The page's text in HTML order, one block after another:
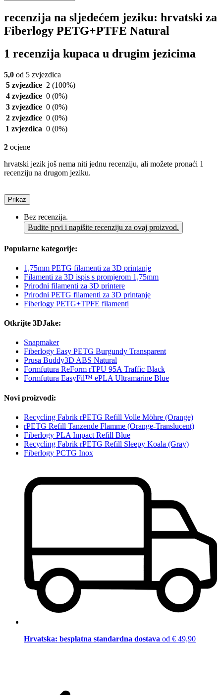
recenzija na sljedećem jeziku: hrvatski za
Fiberlogy PETG+PTFE Natural
1 recenzija kupaca u drugim jezicima
5,0 od 5 zvjezdica
5 zvjezdice 2 (100%)
4 zvjezdice 0 (0%)
3 zvjezdice 0 (0%)
2 zvjezdice 0 (0%)
1 zvjezdica 0 (0%)
2 ocjene
hrvatski jezik još nema niti jednu recenziju, ali možete pronaći 1
recenziju na drugom jeziku.
Prikaz
Bez recenzija.
Budite prvi i napišite recenziju za ovaj proizvod.
Popularne kategorije:
1,75mm PETG filamenti za 3D printanje
Filamenti za 3D ispis s promjerom 1,75mm
Prirodni filamenti za 3D printere
Prirodni PETG filamenti za 3D printanje
Fiberlogy PETG+TPFE filamenti
Otkrijte 3DJake:
Snapmaker
Fiberlogy Easy PETG Burgundy Transparent
Prusa Buddy3D ABS Natural
Formfutura ReForm rTPU 95A Traffic Black
Formfutura EasyFil™ ePLA Ultramarine Blue
Novi proizvodi:
Recycling Fabrik rPETG Refill Volle Möhre (Orange)
rPETG Refill Tanzende Flamme (Orange-Translucent)
Fiberlogy PLA Impact Refill Blue
Recycling Fabrik rPETG Refill Sleepy Koala (Gray)
Fiberlogy PCTG Inox
Hrvatska: besplatna standardna dostava od € 49,90